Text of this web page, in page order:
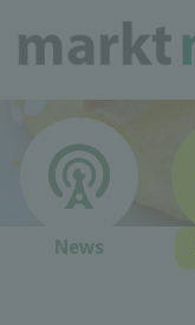
News